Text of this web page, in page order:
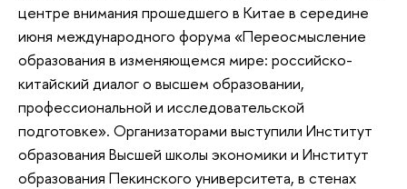
центре внимания прошедшего в Китае в середине
июня международного форума «Переосмысление
образования в изменяющемся мире: российско-
китайский диалог о высшем образовании,
профессиональной и исследовательской
подготовке». Организаторами выступили Институт
образования Высшей школы экономики и Институт
образования Пекинского университета, в стенах